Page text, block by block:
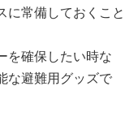
に常備しておくこと
を確保したい時な
な避難用グッズで